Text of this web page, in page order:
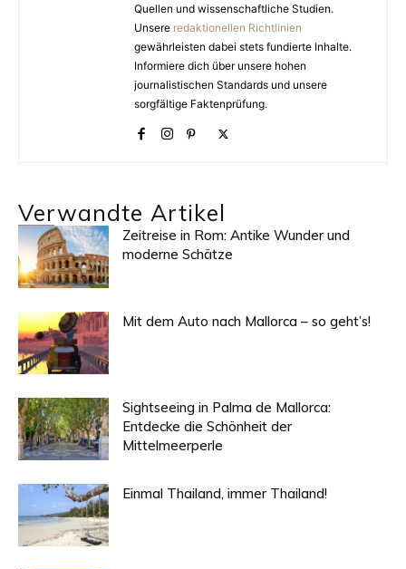
Quellen und wissenschaftliche Studien.
Unsere redaktionellen Richtlinien
gewährleisten dabei stets fundierte Inhalte.
Informiere dich über unsere hohen
journalistischen Standards und unsere
sorgfältige Faktenprüfung.
Verwandte Artikel
Zeitreise in Rom: Antike Wunder und
moderne Schätze
Mit dem Auto nach Mallorca – so geht’s!
Sightseeing in Palma de Mallorca:
Entdecke die Schönheit der
Mittelmeerperle
Einmal Thailand, immer Thailand!